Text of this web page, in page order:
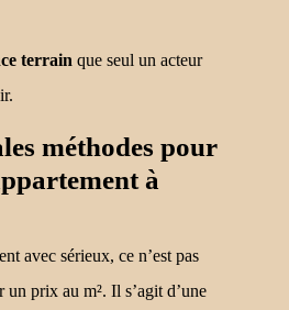
terrain que seul un acteur
méthodes pour
à
avec sérieux, ce n’est pas
prix au m². Il s’agit d’une